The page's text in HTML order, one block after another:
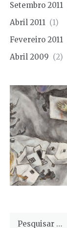
Setembro 2011
Abril 2011 (1)
Fevereiro 2011
Abril 2009 (2)
Pesquisar